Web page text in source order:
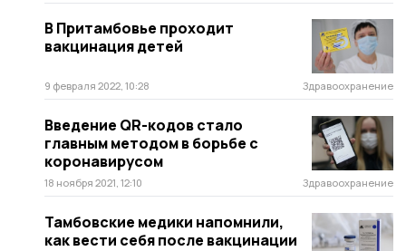
В Притамбовье проходит
вакцинация детей
9 февраля 2022, 10:28 Здравоохранение
Введение QR-кодов стало
главным методом в борьбе с
коронавирусом
18 ноября 2021, 12:10 Здравоохранение
Тамбовские медики напомнили,
как вести себя после вакцинации